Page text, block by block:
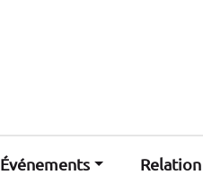
Événements